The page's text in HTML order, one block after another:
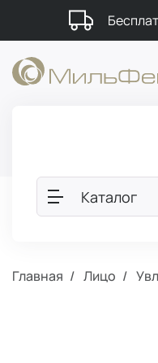
Каталог
Главная Лицо